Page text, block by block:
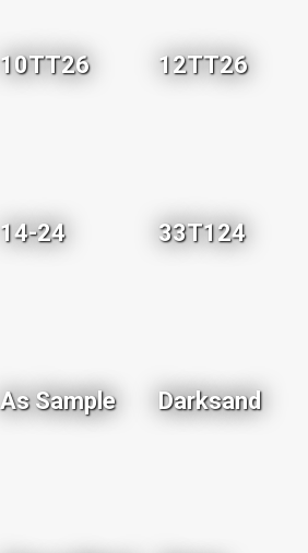
10TT26 12TT26
14-24 33T124
As Sample Darksand